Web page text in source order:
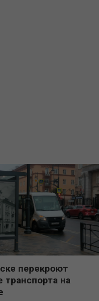
перекроют
на